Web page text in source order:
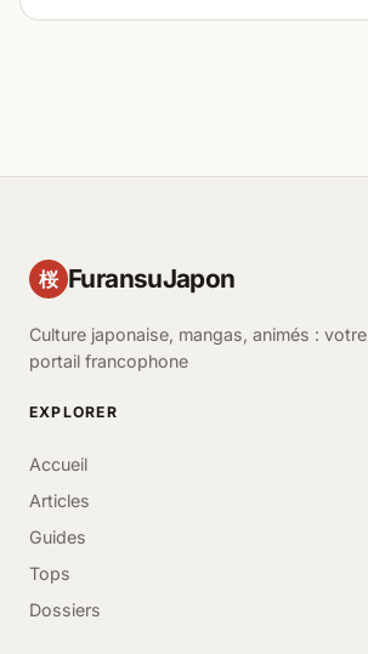
桜 FuransuJapon
Culture japonaise, mangas, animés : votre
portail francophone
EXPLORER
Accueil
Articles
Guides
Tops
Dossiers